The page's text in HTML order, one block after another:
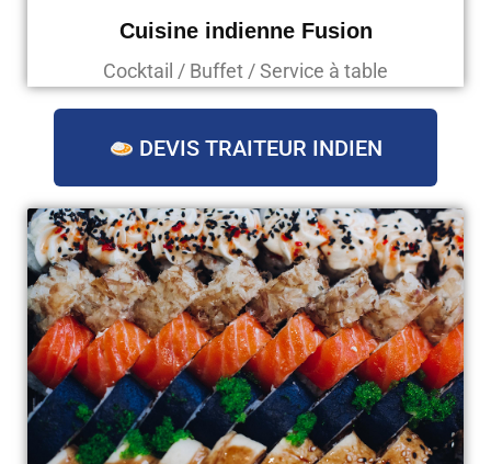
Cuisine indienne Fusion
Cocktail / Buffet / Service à table
DEVIS TRAITEUR INDIEN